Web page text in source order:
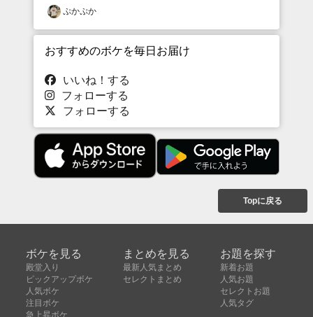
ぷかぷか
おすすめのボケを毎日お届け
いいね！する
フォローする
フォローする
Topに戻る
ボケを見る
殿堂入り
ピックアップボケ
人気ボケ
注目ボケ
急上昇ボケ
まとめを見る
最新人気まとめ
セレクトまとめ
お題を探す
新着お題
人気お題
セレクトお題
人気タグ